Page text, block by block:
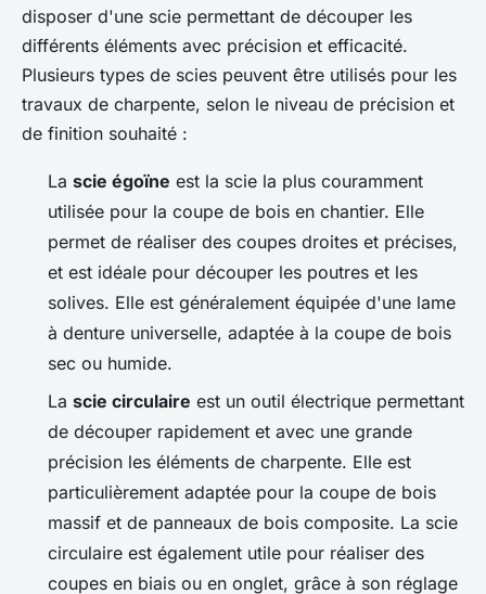
disposer d'une scie permettant de découper les
différents éléments avec précision et efficacité.
Plusieurs types de scies peuvent être utilisés pour les
travaux de charpente, selon le niveau de précision et
de finition souhaité :
La scie égoïne est la scie la plus couramment
utilisée pour la coupe de bois en chantier. Elle
permet de réaliser des coupes droites et précises,
et est idéale pour découper les poutres et les
solives. Elle est généralement équipée d'une lame
à denture universelle, adaptée à la coupe de bois
sec ou humide.
La scie circulaire est un outil électrique permettant
de découper rapidement et avec une grande
précision les éléments de charpente. Elle est
particulièrement adaptée pour la coupe de bois
massif et de panneaux de bois composite. La scie
circulaire est également utile pour réaliser des
coupes en biais ou en onglet, grâce à son réglage